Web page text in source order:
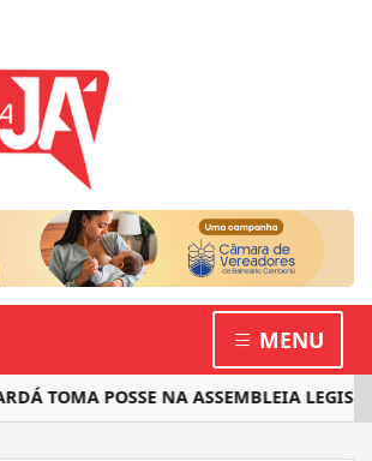
MENU
POSSE NA ASSEMBLEIA